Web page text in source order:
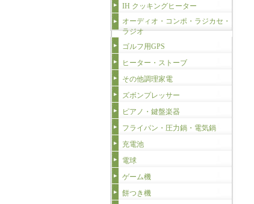
IH クッキングヒーター
オーディオ・コンポ・ラジカセ・
ラジオ
ゴルフ用GPS
ヒーター・ストーブ
その他調理家電
ズボンプレッサー
ピアノ・鍵盤楽器
フライパン・圧力鍋・電気鍋
充電池
電球
ゲーム機
餅つき機